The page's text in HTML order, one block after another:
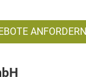
ANFORDERN